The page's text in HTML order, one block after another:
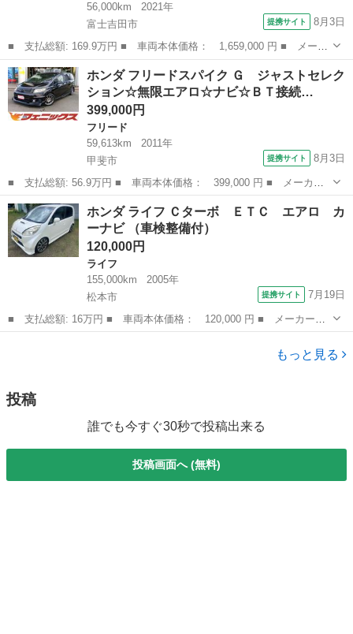
56,000km
2021年
富士吉田市
提携サイト 8月3日
■ 支払総額: 169.9万円 ■ 車両本体価格： 1,659,000 円 ■ メーカ
ー名： ホンダ ■ 車種名： Ｎ－ＢＯＸカスタム ■ グレード
名： Ｌターボ ホンダセンシング 純正９インチナビ フルセグＴ
Ｖ 両側パワ...
山梨 富士吉田市 N-BOX
ホンダ フリードスパイク Ｇ ジャストセレク
ション☆無限エアロ☆ナビ☆ＢＴ接続…
399,000円
フリード
59,613km
2011年
甲斐市
提携サイト 8月3日
■ 支払総額: 56.9万円 ■ 車両本体価格： 399,000 円 ■ メーカー
名： ホンダ ■ 車種名： フリードスパイク ■ グレード名：
Ｇ ジャストセレクション☆無限エアロ☆ナビ☆ＢＴ接続☆ＥＴＣ
無限エアロ☆ナ...
山梨 甲斐市 フリード
ホンダ ライフ Ｃターボ ＥＴＣ エアロ カ
ーナビ （車検整備付）
120,000円
ライフ
155,000km
2005年
松本市
提携サイト 7月19日
■ 支払総額: 16万円 ■ 車両本体価格： 120,000 円 ■ メーカー
名： ホンダ ■ 車種名： ライフ ■ グレード名： Ｃターボ Ｅ
ＴＣ エアロ カーナビ ■ 排気量： 660cc ■ ドア枚数： 5D ■
もっと見る
投稿
誰でも今すぐ30秒で投稿出来る
投稿画面へ (無料)